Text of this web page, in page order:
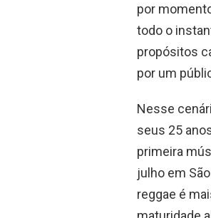
por
todo o
propósitos
por um
Nesse
seus 25
primeira
julho em
reggae é